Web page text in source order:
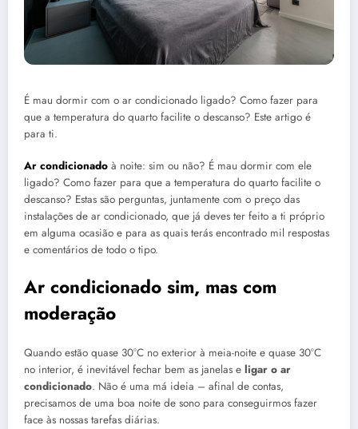
É mau dormir com o ar condicionado ligado? Como fazer para
que a temperatura do quarto facilite o descanso? Este artigo é
para ti.
Ar condicionado à noite: sim ou não? É mau dormir com ele
ligado? Como fazer para que a temperatura do quarto facilite o
descanso? Estas são perguntas, juntamente com o preço das
instalações de ar condicionado, que já deves ter feito a ti próprio
em alguma ocasião e para as quais terás encontrado mil respostas
e comentários de todo o tipo.
Ar condicionado sim, mas com
moderação
Quando estão quase 30°C no exterior à meia-noite e quase 30°C
no interior, é inevitável fechar bem as janelas e ligar o ar
condicionado. Não é uma má ideia – afinal de contas,
precisamos de uma boa noite de sono para conseguirmos fazer
face às nossas tarefas diárias.